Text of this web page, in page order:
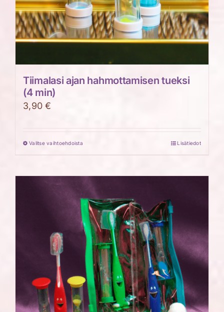
Tiimalasi ajan hahmottamisen tueksi
(4 min)
3,90€
Valitse vaihtoehdoistaTällä
on
muunnelma.
Voit
tehdä
valinnat
tuotteen
sivulla.
Lisätiedot